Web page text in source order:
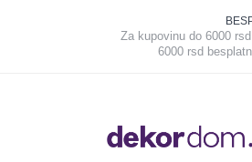
Za kupovinu do 6000
6000 rsd